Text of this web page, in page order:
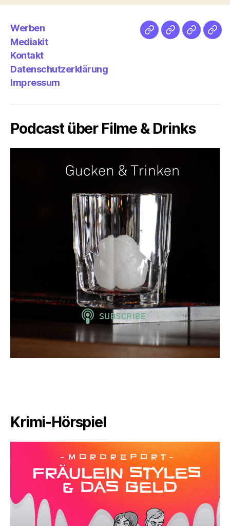
Werben
Mediakit
Kontakt
Datenschutzerklärung
Impressum
NetzMedien
Podcast über Filme & Drinks
Krimi-Hörspiel